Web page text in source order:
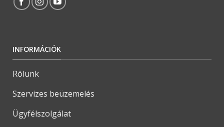
INFORMÁCIÓK
Rólunk
Szervizes beüzemelés
Ügyfélszolgálat